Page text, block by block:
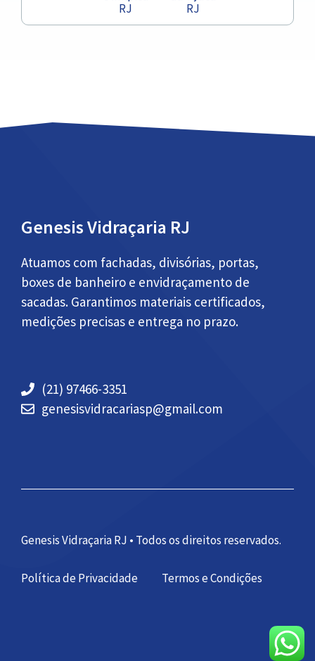
RJ
RJ
Genesis Vidraçaria RJ
Atuamos com fachadas, divisórias, portas,
boxes de banheiro e envidraçamento de
sacadas. Garantimos materiais certificados,
medições precisas e entrega no prazo.
(21) 97466-3351
genesisvidracariasp@gmail.com
Genesis Vidraçaria RJ • Todos os direitos reservados.
Política de Privacidade Termos e Condições